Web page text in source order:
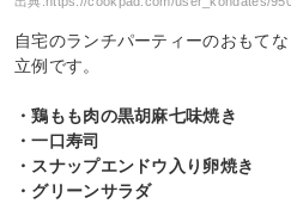
自宅のランチパーティーのおもて
立例です。
・鶏もも肉の黒胡麻七味焼き
・一口寿司
・スナップエンドウ入り卵焼き
・グリーンサラダ